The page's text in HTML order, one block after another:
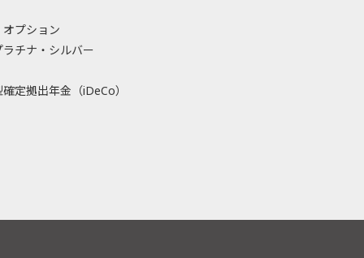
プション
ラチナ・シルバー
定拠出年金（iDeCo）